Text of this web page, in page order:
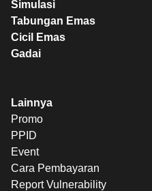
Simulasi
Tabungan Emas
Cicil Emas
Gadai
Lainnya
Promo
PPID
Event
Cara Pembayaran
Report Vulnerability